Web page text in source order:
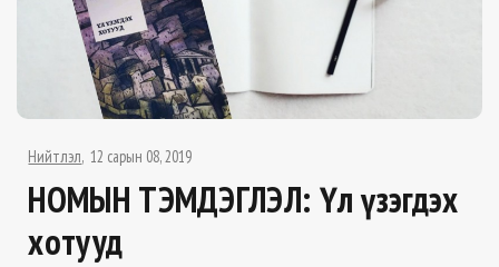
Нийтлэл 12 сарын 08, 2019
НОМЫН ТЭМДЭГЛЭЛ: Үл үзэгдэх
хотууд